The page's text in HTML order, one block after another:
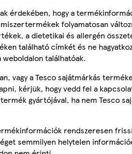
érdekében, hogy a
folyamatosan
a dietetikai és allergén
található címkét és ne
találhatóak.
vagy a Tesco sajátmárkás
kérjük, hogy vedd fel a
gyártójával, ha nem Tesco
rendszeresen
semmilyen helytelen